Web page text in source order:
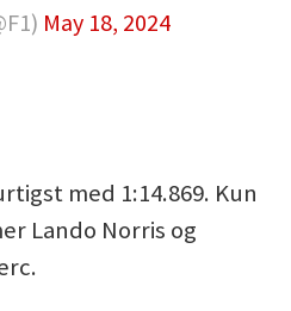
May 18, 2024
med 1:14.869. Kun
Lando Norris og